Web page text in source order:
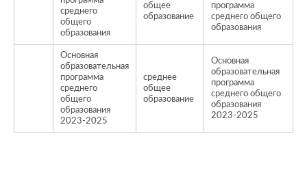
среднего
общего
образования
общее
образование
программа
среднего общего
образования
Основная
образовательная
программа
среднего
общего
образования
2023-2025
среднее
общее
образование
Основная
образовательная
программа
среднего общего
образования
2023-2025